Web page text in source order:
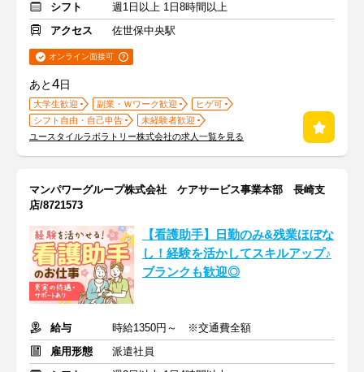
シフト
週1日以上 1日8時間以上
アクセス
佐世保中央駅
オンライン面接可
あと4日
大学生歓迎 副業・Ｗワーク歓迎
ヒゲ可
シフト自由・自己申告
未経験者歓迎
ユースタイルラボラトリー株式会社の求人一覧を見る
マンパワーグループ株式会社 ケアサービス事業本部 長崎支
店/8721573
【看護助手】日勤のみ&残業ほぼな
し！経験を活かしてスキルアップ♪
ブランクも歓迎◎
給与
時給1350円～ ※交通費全額
雇用形態
派遣社員